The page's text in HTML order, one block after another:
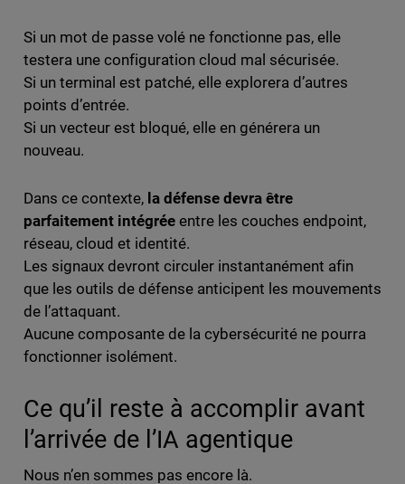
Si un mot de passe volé ne fonctionne pas, elle
testera une configuration cloud mal sécurisée.
Si un terminal est patché, elle explorera d’autres
points d’entrée.
Si un vecteur est bloqué, elle en générera un
nouveau.
Dans ce contexte, la défense devra être
parfaitement intégréeentre les couches endpoint,
réseau, cloud et identité.
Les signaux devront circuler instantanément afin
que les outils de défense anticipent les mouvements
de l’attaquant.
Aucune composante de la cybersécurité ne pourra
fonctionner isolément.
Ce qu’il reste à accomplir avant
l’arrivée de l’IA agentique
Nous n’en sommes pas encore là.